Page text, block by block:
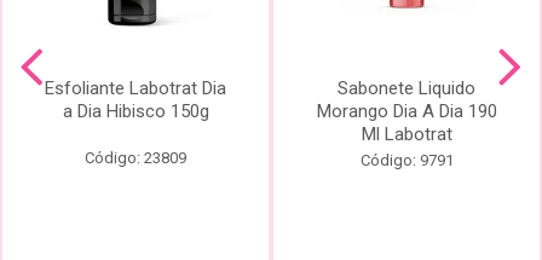
Esfoliante Labotrat Dia
a Dia Hibisco 150g
Código: 23809
Sabonete Liquido
Morango Dia A Dia 190
Ml Labotrat
Código: 9791